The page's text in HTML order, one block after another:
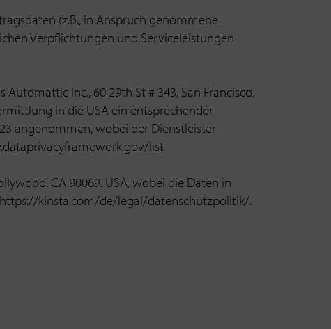
(z.B., in Anspruch genommene
Verpflichtungen und Serviceleistungen
Inc., 60 29th St # 343, San Francisco,
in die USA ein entsprechender
angenommen, wobei der Dienstleister
list
CA 90069. USA, wobei die Daten in
kinsta.com/de/legal/datenschutzpolitik/.